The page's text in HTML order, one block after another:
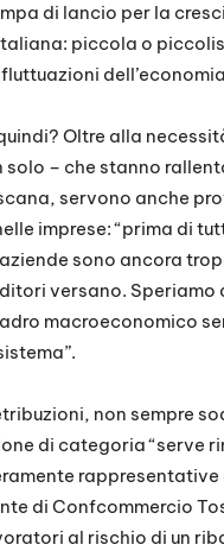
di lancio per la
piccola o
Oltre alla
solo – che stanno
servono anche
imprese: “prima di
sono ancora
versano.
macroeconomico
non sempre
di categoria
di Confcommercio
al rischio di un